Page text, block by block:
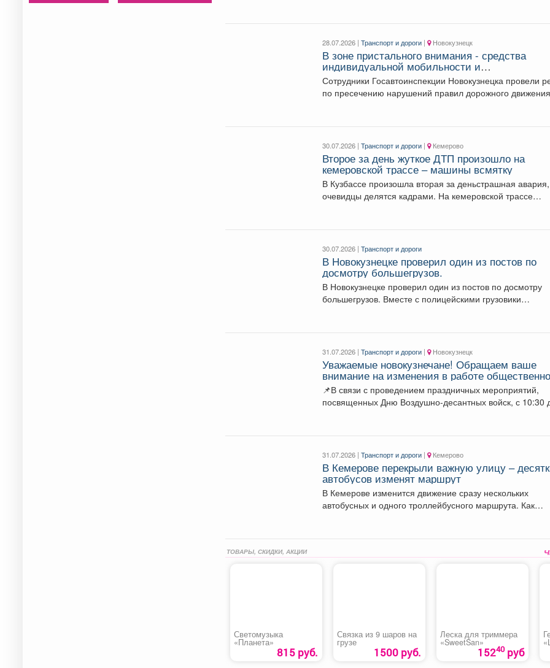
28.07.2026 |Транспорт и дороги | Новокузнецк
В зоне пристального внимания - средства
индивидуальной мобильности и
несовершеннолетние.
Сотрудники Госавтоинспекции Новокузнецка провели
по пресечению нарушений правил дорожного
30.07.2026 |Транспорт и дороги | Кемерово
Второе за день жуткое ДТП произошло на
кемеровской трассе – машины всмятку
В Кузбассе произошла вторая за деньстрашная авария,
очевидцы делятся кадрами. На кемеровской трассе
30.07.2026 |Транспорт и дороги
В Новокузнецке проверил один из постов по
досмотру большегрузов.
В Новокузнецке проверил один из постов по досмотру
большегрузов. Вместе с полицейскими грузовики
31.07.2026 |Транспорт и дороги | Новокузнецк
Уважаемые новокузнечане! Обращаем ваше
внимание на изменения в работе
транспорта 2 августа.
📌В связи с проведением праздничных мероприятий,
посвященных Дню Воздушно-десантных войск, с 10:30
31.07.2026 |Транспорт и дороги | Кемерово
В Кемерове перекрыли важную улицу –
автобусов изменят маршрут
В Кемерове изменится движение сразу нескольких
автобусных и одного троллейбусного маршрута. Как
ТОВАРЫ, СКИДКИ, АКЦИИ
Светомузыка
«Планета»
815 руб.
Связка из 9 шаров на
грузе
1500 руб.
Леска для триммера
«SweetSan»
15240руб